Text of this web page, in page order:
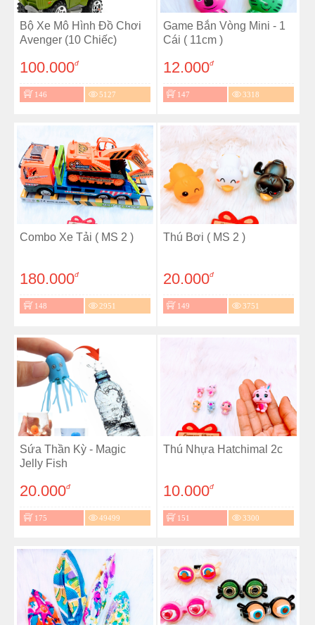
Bộ Xe Mô Hình Đồ Chơi
Avenger (10 Chiếc)
100.000đ
146 5127
Game Bắn Vòng Mini - 1
Cái ( 11cm )
12.000đ
147 3318
Combo Xe Tải ( MS 2 )
180.000đ
148 2951
Thú Bơi ( MS 2 )
20.000đ
149 3751
Sứa Thần Kỳ - Magic
Jelly Fish
20.000đ
175 49499
Thú Nhựa Hatchimal 2c
10.000đ
151 3300